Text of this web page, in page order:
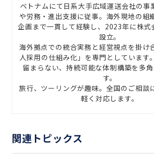
ベトナムにて日系大手広域運送会社の事
や労務・進出支援に従事。海外現地の組
企画まで一貫して経験し、2023年に株式
設立。
海外拠点での統合実務と経営視点を掛け
人採用の仕組み化」を専門としています
留まらない、持続可能な体制構築を多
す。
旅行、ツーリングが趣味。全国のご相談
軽く対応します。
関連トピックス